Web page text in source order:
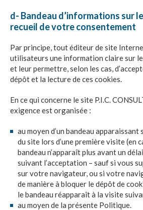
d- Bandeau d’informations sur
recueil de votre consentement
Par principe, tout éditeur de site
utilisateurs une information claire sur
et leur permettre, selon les cas,
dépôt et la lecture de ces cookies.
En ce qui concerne le site P.I.C.
exigence est organisée :
au moyen d’un bandeau apparaissant
du site lors d’une première visite (en
bandeau n’apparaît plus avant un
suivant l’acceptation – sauf si vous
sur votre navigateur, ou si votre
de manière à bloquer le dépôt de
le bandeau réapparaît à la visite
au moyen de la présente Politique.